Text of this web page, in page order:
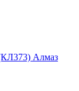
Алмаз